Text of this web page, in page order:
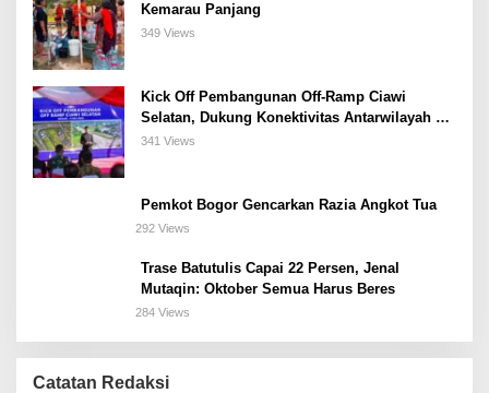
Kemarau Panjang
349 Views
Kick Off Pembangunan Off-Ramp Ciawi
Selatan, Dukung Konektivitas Antarwilayah di
Bogor Selatan
341 Views
Pemkot Bogor Gencarkan Razia Angkot Tua
292 Views
Trase Batutulis Capai 22 Persen, Jenal
Mutaqin: Oktober Semua Harus Beres
284 Views
Catatan Redaksi